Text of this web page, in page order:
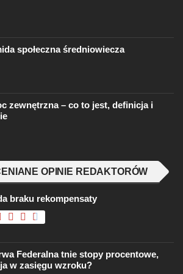
społeczna średniowiecza
zewnętrzna – co to jest, definicja i
OPINIE REDAKTORÓW
braku rekompensaty
Federalna tnie stopy procentowe,
w zasięgu wzroku?